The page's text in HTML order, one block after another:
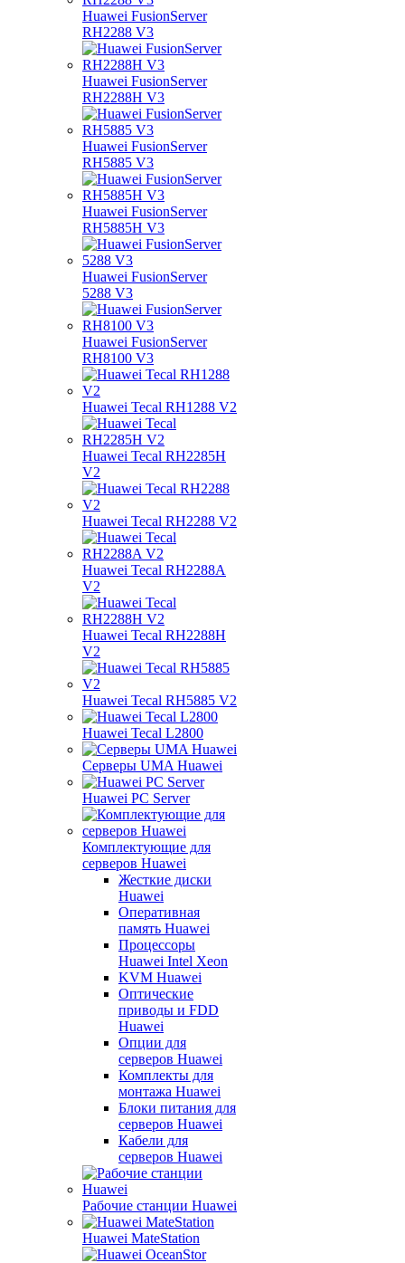
Huawei FusionServer
RH2288 V3
Huawei FusionServer
RH2288H V3
Huawei FusionServer
RH5885 V3
Huawei FusionServer
RH5885H V3
Huawei FusionServer
5288 V3
Huawei FusionServer
RH8100 V3
Huawei Tecal RH1288 V2
Huawei Tecal RH2285H
V2
Huawei Tecal RH2288 V2
Huawei Tecal RH2288A
V2
Huawei Tecal RH2288H
V2
Huawei Tecal RH5885 V2
Huawei Tecal L2800
Серверы UMA Huawei
Huawei PC Server
Комплектующие для
серверов Huawei
Жесткие диски
Huawei
Оперативная
память Huawei
Процессоры
Huawei Intel Xeon
KVM Huawei
Оптические
приводы и FDD
Huawei
Опции для
серверов Huawei
Комплекты для
монтажа Huawei
Блоки питания для
серверов Huawei
Кабели для
серверов Huawei
Рабочие станции Huawei
Huawei MateStation